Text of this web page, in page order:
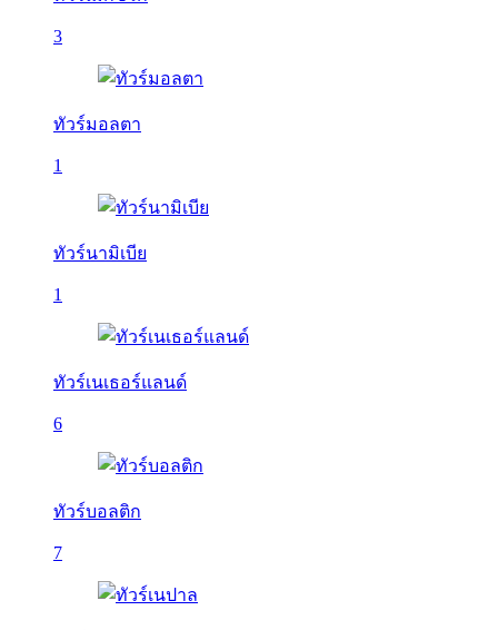
3
ทัวร์มอลตา
1
ทัวร์นามิเบีย
1
ทัวร์เนเธอร์แลนด์
6
ทัวร์บอลติก
7